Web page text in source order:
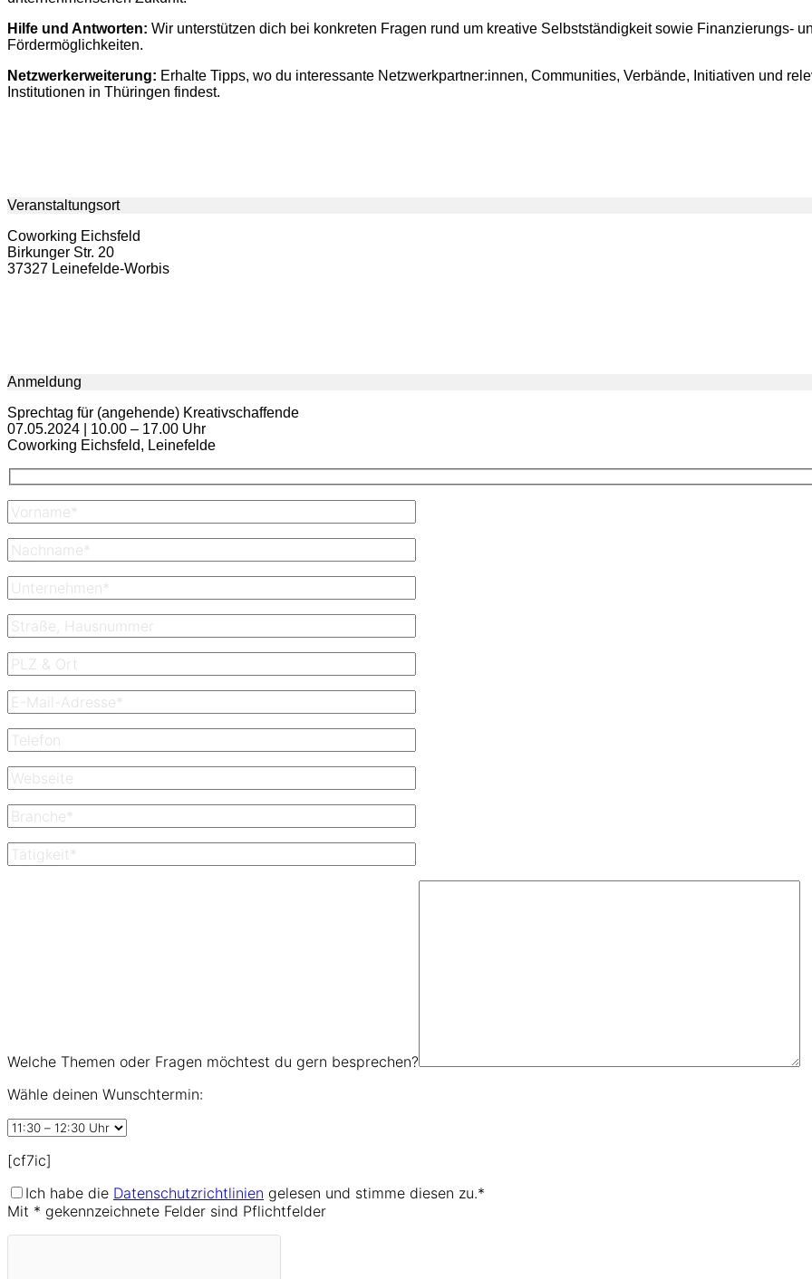
Hilfe und Antworten: Wir unterstützen dich bei konkreten Fragen rund um kreative Selbstständigkeit sowie Finanzierungs-
Fördermöglichkeiten.
Netzwerkerweiterung: Erhalte Tipps, wo du interessante Netzwerkpartner:innen, Communities, Verbände, Initiativen und
Institutionen in Thüringen findest.
Veranstaltungsort
Coworking Eichsfeld
Birkunger Str. 20
37327 Leinefelde-Worbis
Anmeldung
Sprechtag für (angehende) Kreativschaffende
07.05.2024 | 10.00 – 17.00 Uhr
Coworking Eichsfeld, Leinefelde
Welche Themen oder Fragen möchtest du gern besprechen?
Wähle deinen Wunschtermin:
[cf7ic]
Ich habe die Datenschutzrichtlinien gelesen und stimme diesen zu.*
Mit * gekennzeichnete Felder sind Pflichtfelder